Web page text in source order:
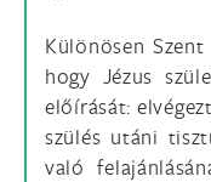
Különösen
hogy Jézus
előírását:
szülés utáni
való